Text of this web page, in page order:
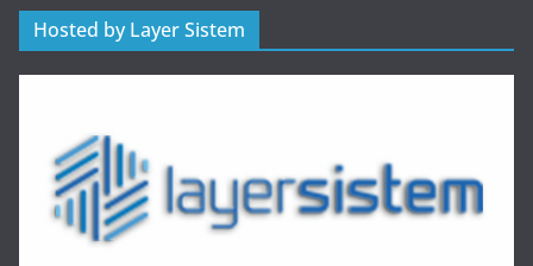
Hosted by Layer Sistem